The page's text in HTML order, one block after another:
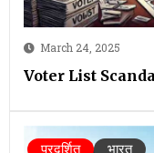
March 24, 2025
Voter List
प्रदर्शित भारत